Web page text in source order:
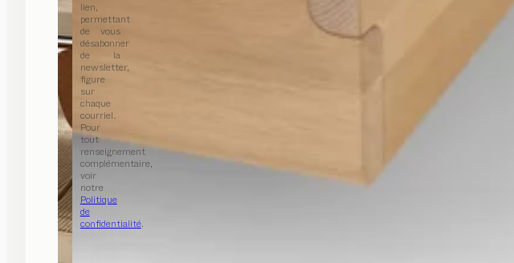
lien,
permettant
de vous
désabonner
de la
newsletter,
figure
sur
chaque
courriel.
Pour
tout
renseignement
complémentaire,
voir
notre
Politique
de
confidentialité.